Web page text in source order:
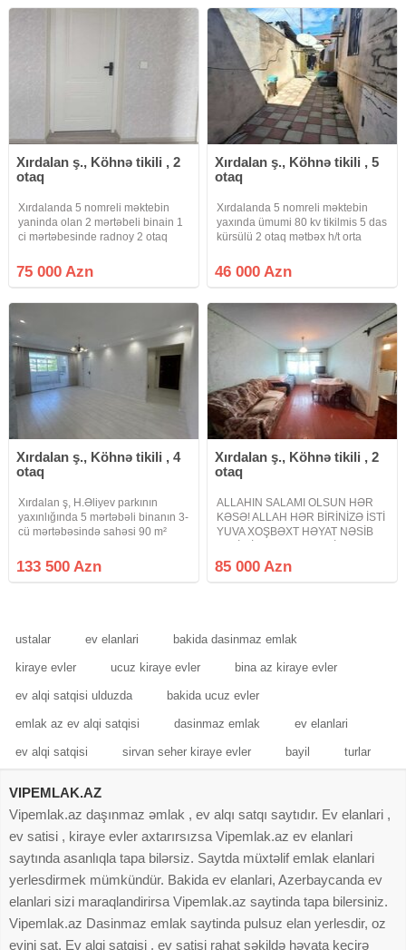
Xırdalan ş., Köhnə tikili , 2
otaq
Xırdalanda 5 nomreli məktebin
yaninda olan 2 mərtəbeli binain 1
ci mərtəbesinde radnoy 2 otaq
daimdiir sənət kupca şəkillər yaxşi
cəkilməyib ev geniş evdir qiymət
75 000 Azn
Xırdalan ş., Köhnə tikili , 5
otaq
Xırdalanda 5 nomreli məktebin
yaxında ümumi 80 kv tikilmis 5 das
kürsülü 2 otaq mətbəx h/t orta
bələdiye 12/2.5 metir həyeti var
qiymət 46000 azn reyal alicya
46 000 Azn
Xırdalan ş., Köhnə tikili , 4
otaq
Xırdalan ş, H.Əliyev parkının
yaxınlığında 5 mərtəbəli binanın 3-
cü mərtəbəsində sahəsi 90 m²
satılır. Mənzil şəxsi yaşayış üçün
yüksək keyfiyyətli materiallarla
133 500 Azn
Xırdalan ş., Köhnə tikili , 2
otaq
ALLAHIN SALAMI OLSUN HƏR
KƏSƏ! ALLAH HƏR BİRİNİZƏ İSTİ
YUVA XOŞBƏXT HƏYAT NƏSİB
Abşeron rayonu Xırdalan şəhəri
27-ci məhəllə Xruşov layihə 5
85 000 Azn
ustalar ev elanlari bakida dasinmaz emlak
kiraye evler ucuz kiraye evler bina az kiraye evler
ev alqi satqisi ulduzda bakida ucuz evler
emlak az ev alqi satqisi dasinmaz emlak ev elanlari
ev alqi satqisi sirvan seher kiraye evler bayil turlar
VIPEMLAK.AZ
Vipemlak.az daşınmaz əmlak , ev alqı satqı saytıdır. Ev elanlari ,
ev satisi , kiraye evler axtarırsızsa Vipemlak.az ev elanlari
saytında asanlıqla tapa bilərsiz. Saytda müxtəlif emlak elanlari
yerlesdirmek mümkündür. Bakida ev elanlari, Azerbaycanda ev
elanlari sizi maraqlandirirsa Vipemlak.az saytinda tapa bilersiniz.
Vipemlak.az Dasinmaz emlak saytinda pulsuz elan yerlesdir, oz
evini sat. Ev alqi satqisi , ev satisi rahat şəkildə həyata keçirə